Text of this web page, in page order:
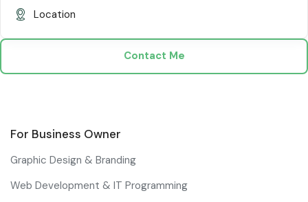
Location
Contact Me
For Business Owner
Graphic Design & Branding
Web Development & IT Programming